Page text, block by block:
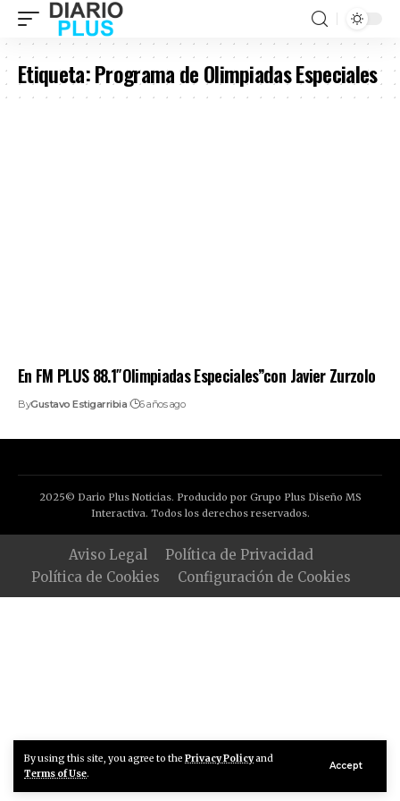
By using this site, you agree to the Privacy Policyand
Terms of Use.
Accept
Etiqueta:Programa de Olimpiadas Especiales
En FM PLUS 88.1″Olimpiadas Especiales”con Javier Zurzolo
ByGustavo Estigarribia 6 años ago
2025© Dario Plus Noticias. Producido por Grupo Plus Diseño MS
Interactiva. Todos los derechos reservados.
Aviso Legal
Política de Privacidad
Política de Cookies
Configuración de Cookies